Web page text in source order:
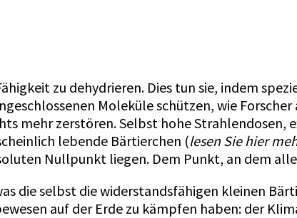
zu dehydrieren. Dies tun sie, indem
Moleküle schützen, wie
mehr zerstören. Selbst hohe Strahlendosen,
lebende Bärtierchen (lesen Sie hier
Nullpunkt liegen. Dem Punkt, an dem
die selbst die widerstandsfähigen kleinen
auf der Erde zu kämpfen haben: der